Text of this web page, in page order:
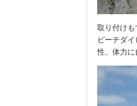
取り付けも
ビーチダ
性、体力に